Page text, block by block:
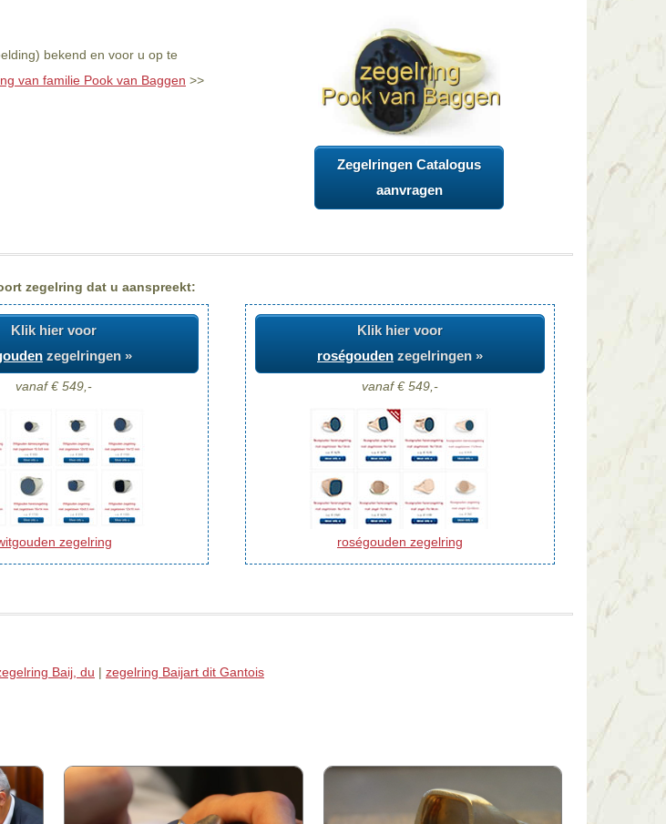
bekend en voor u op te
van familie Pook van Baggen >>
Zegelringen Catalogus
aanvragen
zegelring dat u aanspreekt:
Klik hier voor
zegelringen »
vanaf € 549,-
zegelring
Klik hier voor
roségouden zegelringen »
vanaf € 549,-
roségouden zegelring
Baij, du | zegelring Baijart dit Gantois